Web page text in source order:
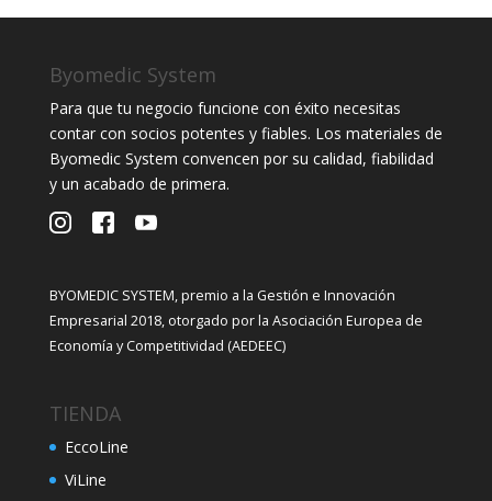
Byomedic System
Para que tu negocio funcione con éxito necesitas
contar con socios potentes y fiables. Los materiales de
Byomedic System convencen por su calidad, fiabilidad
y un acabado de primera.
BYOMEDIC SYSTEM, premio a la Gestión e Innovación
Empresarial 2018, otorgado por la Asociación Europea de
Economía y Competitividad (AEDEEC)
TIENDA
EccoLine
ViLine